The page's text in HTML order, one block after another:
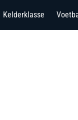
Kelderklasse